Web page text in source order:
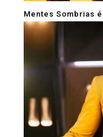
Mentes Sombrias